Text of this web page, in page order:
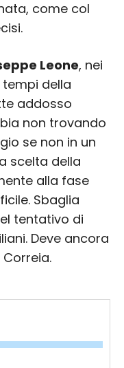
come col
Leone, nei
della
addosso
non trovando
se non in un
scelta della
alla fase
Sbaglia
tentativo di
Deve ancora